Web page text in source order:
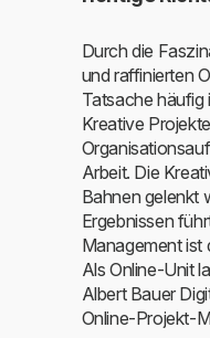
Durch die
und raffinierten
Tatsache häufig
Kreative
Arbeit. Die
Bahnen gelenkt
Ergebnissen
Management ist
Als Online-Unit
Albert Bauer
Online-Projekt-